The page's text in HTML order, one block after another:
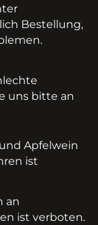
Bestellung,
uns bitte an
Apfelwein
ist
an
ist verboten.